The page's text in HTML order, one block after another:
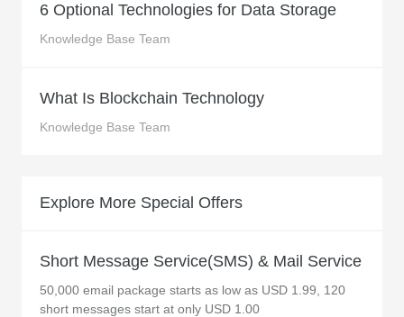
6 Optional Technologies for Data Storage
Knowledge Base Team
What Is Blockchain Technology
Knowledge Base Team
Explore More Special Offers
Short Message Service(SMS) & Mail Service
50,000 email package starts as low as USD 1.99, 120
short messages start at only USD 1.00